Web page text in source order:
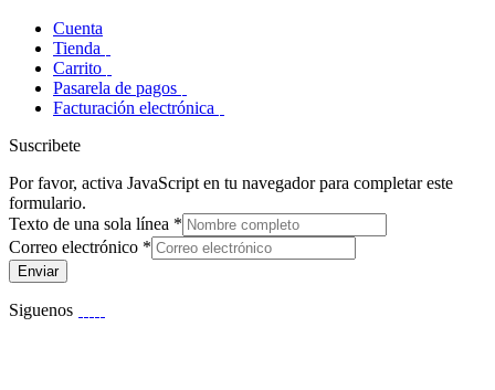
Cuenta
Tienda
Carrito
Pasarela de pagos
Facturación electrónica
Suscribete
Por favor, activa JavaScript en tu navegador para completar este
formulario.
Texto de una sola línea *
Correo electrónico *
Enviar
Siguenos